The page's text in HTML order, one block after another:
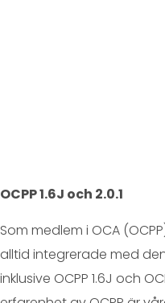
OCPP 1.6J och 2.0.1
Som medlem i OCA
alltid integrerade med
inklusive OCPP 1.6J och